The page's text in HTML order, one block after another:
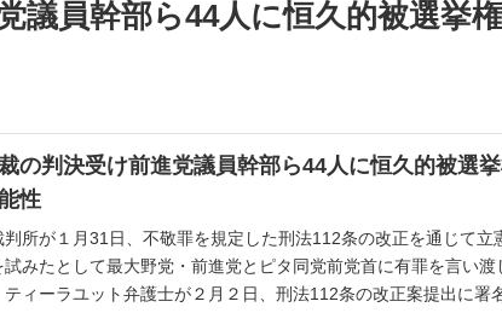
議員幹部ら44人に恒久的被選挙
の判決受け前進党議員幹部ら44人に恒久的被選
性
判所が１月31日、不敬罪を規定した刑法112条の改正を通じて立
試みたとして最大野党・前進党とピタ同党前党首に有罪を言い渡
ティーラユット弁護士が２月２日、刑法112条の改正案提出に署